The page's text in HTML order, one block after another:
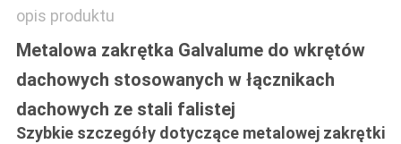
opis produktu
Metalowa zakrętka Galvalume do wkrętów
dachowych stosowanych w łącznikach
dachowych ze stali falistej
Szybkie szczegóły dotyczące metalowej zakrętki